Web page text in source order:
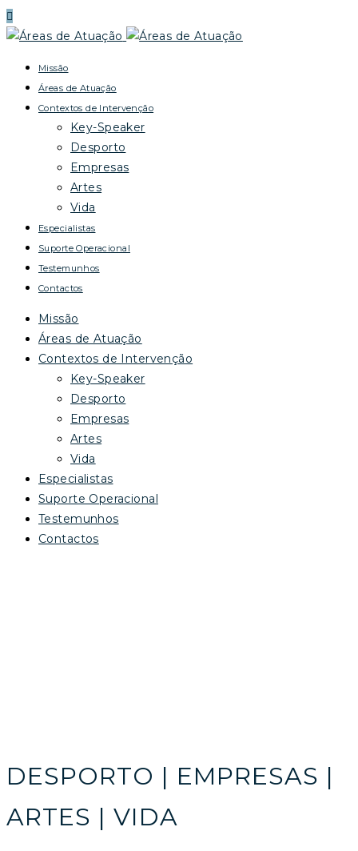
Missão
Áreas de Atuação
Contextos de Intervenção
Key-Speaker
Desporto
Empresas
Artes
Vida
Especialistas
Suporte Operacional
Testemunhos
Contactos
Missão
Áreas de Atuação
Contextos de Intervenção
Key-Speaker
Desporto
Empresas
Artes
Vida
Especialistas
Suporte Operacional
Testemunhos
Contactos
DESPORTO | EMPRESAS |
ARTES | VIDA